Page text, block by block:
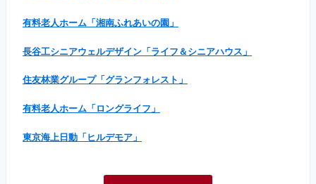
有料老人ホーム「湘南ふれあいの園」
長谷工シニアウェルデザイン「ライフ＆シニアハウス」
住友林業グループ「グランフォレスト」
有料老人ホーム「ロングライフ」
東京海上日動「ヒルデモア」